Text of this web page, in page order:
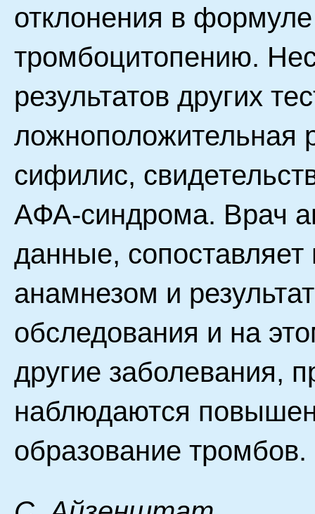
отклонения в
тромбоцитопению.
результатов других
ложноположительная
сифилис,
АФА-синдрома. Врач
данные,
анамнезом и
обследования и на
другие заболевания,
наблюдаются
образование тромбов.